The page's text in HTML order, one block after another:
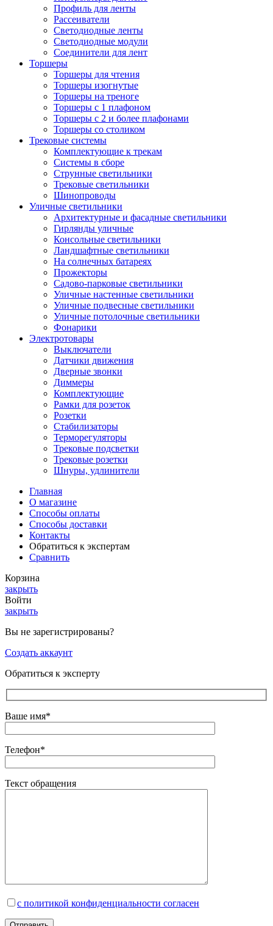
Профиль для ленты
Рассеиватели
Светодиодные ленты
Светодиодные модули
Соединители для лент
Торшеры
Торшеры для чтения
Торшеры изогнутые
Торшеры на треноге
Торшеры с 1 плафоном
Торшеры с 2 и более плафонами
Торшеры со столиком
Трековые системы
Комплектующие к трекам
Системы в сборе
Струнные светильники
Трековые светильники
Шинопроводы
Уличные светильники
Архитектурные и фасадные светильники
Гирлянды уличные
Консольные светильники
Ландшафтные светильники
На солнечных батареях
Прожекторы
Садово-парковые светильники
Уличные настенные светильники
Уличные подвесные светильники
Уличные потолочные светильники
Фонарики
Электротовары
Выключатели
Датчики движения
Дверные звонки
Диммеры
Комплектующие
Рамки для розеток
Розетки
Стабилизаторы
Терморегуляторы
Трековые подсветки
Трековые розетки
Шнуры, удлинители
Главная
О магазине
Способы оплаты
Способы доставки
Контакты
Обратиться к экспертам
Сравнить
Корзина
закрыть
Войти
закрыть
Вы не зарегистрированы?
Создать аккаунт
Обратиться к эксперту
Ваше имя*
Телефон*
Текст обращения
с политикой конфиденциальности согласен